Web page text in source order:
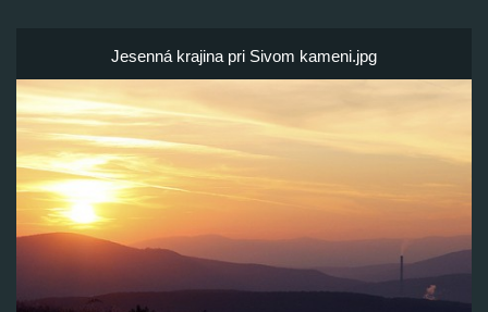
Jesenná krajina pri Sivom kameni.jpg